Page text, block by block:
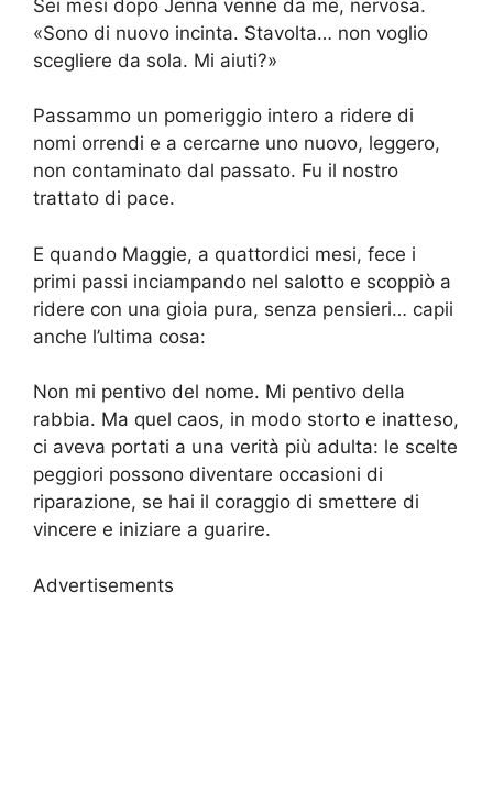
Sei mesi dopo Jenna venne da me, nervosa.
«Sono di nuovo incinta. Stavolta… non voglio
scegliere da sola. Mi aiuti?»
Passammo un pomeriggio intero a ridere di
nomi orrendi e a cercarne uno nuovo, leggero,
non contaminato dal passato. Fu il nostro
trattato di pace.
E quando Maggie, a quattordici mesi, fece i
primi passi inciampando nel salotto e scoppiò a
ridere con una gioia pura, senza pensieri… capii
anche l’ultima cosa:
Non mi pentivo del nome. Mi pentivo della
rabbia. Ma quel caos, in modo storto e inatteso,
ci aveva portati a una verità più adulta: le scelte
peggiori possono diventare occasioni di
riparazione, se hai il coraggio di smettere di
vincere e iniziare a guarire.
Advertisements